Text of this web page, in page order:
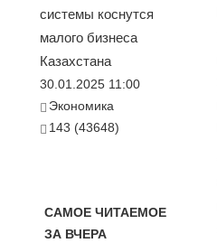
системы коснутся
малого бизнеса
Казахстана
30.01.2025 11:00
Экономика
143 (43648)
САМОЕ ЧИТАЕМОЕ
ЗА ВЧЕРА